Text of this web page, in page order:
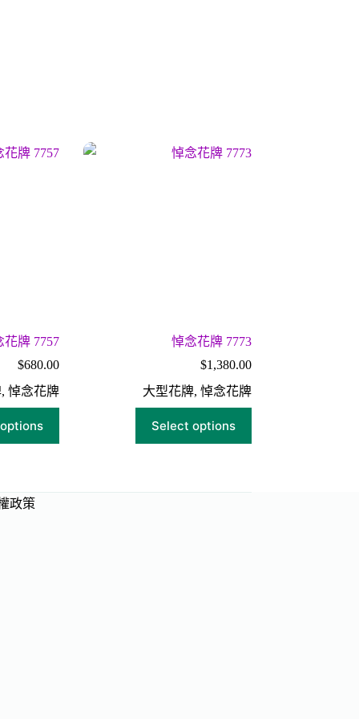
花牌 7757
$680.00
, 悼念花牌
悼念花牌 7773
$1,380.00
大型花牌, 悼念花牌
Select options
政策